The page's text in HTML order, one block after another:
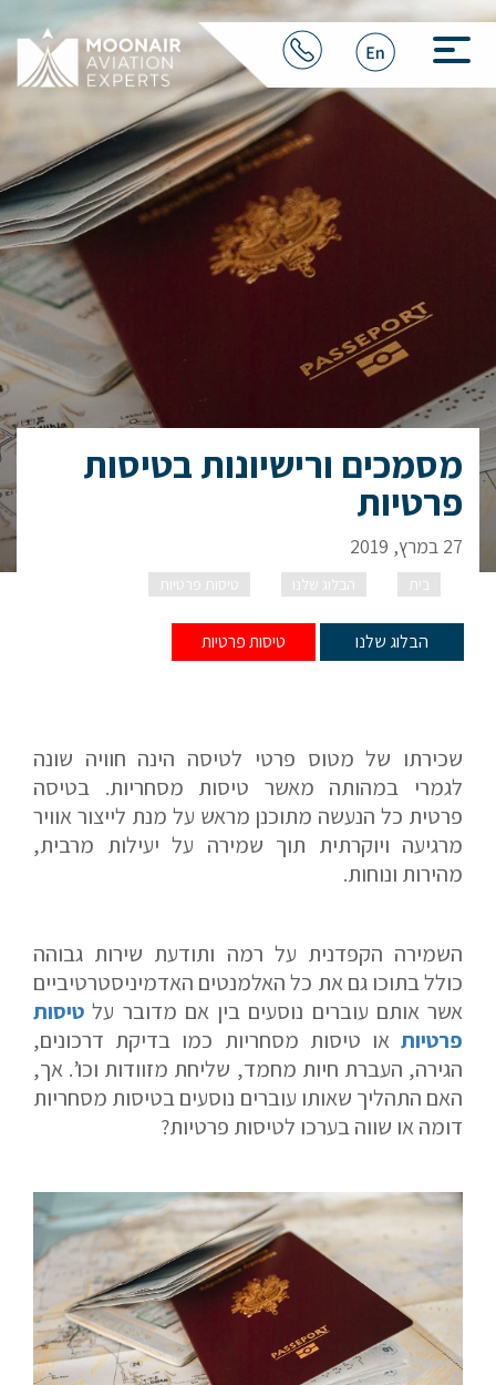
מסמכים ורישיונות בטיסות
פרטיות
27 במרץ, 2019
בית הבלוג שלנו טיסות פרטיות
הבלוג שלנו טיסות פרטיות
שכירתו של מטוס פרטי לטיסה הינה חוויה שונה
לגמרי במהותה מאשר טיסות מסחריות. בטיסה
פרטית כל הנעשה מתוכנן מראש על מנת לייצור אוויר
מרגיעה ויוקרתית תוך שמירה על יעילות מרבית,
מהירות ונוחות.
השמירה הקפדנית על רמה ותודעת שירות גבוהה
כולל בתוכו גם את כל האלמנטים האדמיניסטרטיביים
אשר אותם עוברים נוסעים בין אם מדובר על טיסות
פרטיות או טיסות מסחריות כמו בדיקת דרכונים,
הגירה, העברת חיות מחמד, שליחת מזוודות וכו’. אך,
האם התהליך שאותו עוברים נוסעים בטיסות מסחריות
דומה או שווה בערכו לטיסות פרטיות?